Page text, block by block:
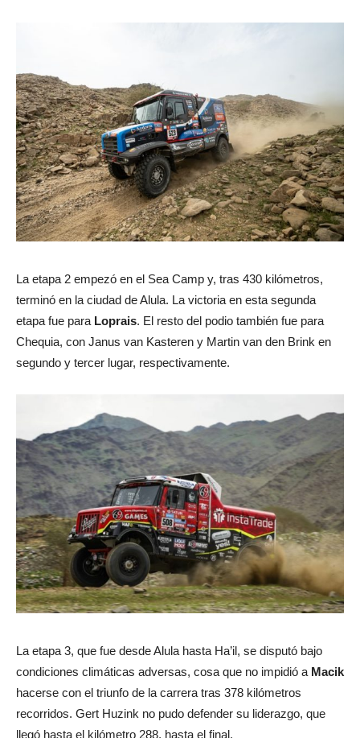
La etapa 2 empezó en el Sea Camp y, tras 430 kilómetros,
terminó en la ciudad de Alula. La victoria en esta segunda
etapa fue para Loprais. El resto del podio también fue para
Chequia, con Janus van Kasteren y Martin van den Brink en
segundo y tercer lugar, respectivamente.
La etapa 3, que fue desde Alula hasta Ha’il, se disputó bajo
condiciones climáticas adversas, cosa que no impidió a Macik
hacerse con el triunfo de la carrera tras 378 kilómetros
recorridos. Gert Huzink no pudo defender su liderazgo, que
llegó hasta el kilómetro 288, hasta el final.